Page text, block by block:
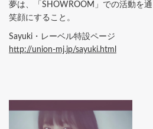
夢は、「SHOWROOM」での活動を
笑顔にすること。
Sayuki・レーベル特設ページ
http://union-mj.jp/sayuki.html